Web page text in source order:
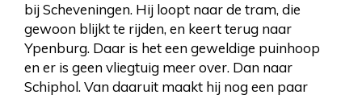
bij Scheveningen. Hij loopt naar de tram, die
gewoon blijkt te rijden, en keert terug naar
Ypenburg. Daar is het een geweldige puinhoop
en er is geen vliegtuig meer over. Dan naar
Schiphol. Van daaruit maakt hij nog een paar